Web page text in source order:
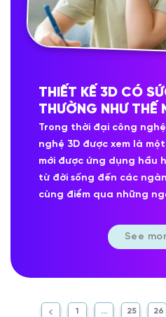
THIẾT KẾ 3D CÓ
THƯỜNG NHƯ THẾ
Trong thời đại công
nghệ 3D được xem là
mới được ứng dụng hầu
từ đời sống đến các
cùng điểm qua những
See
1 … 25 26